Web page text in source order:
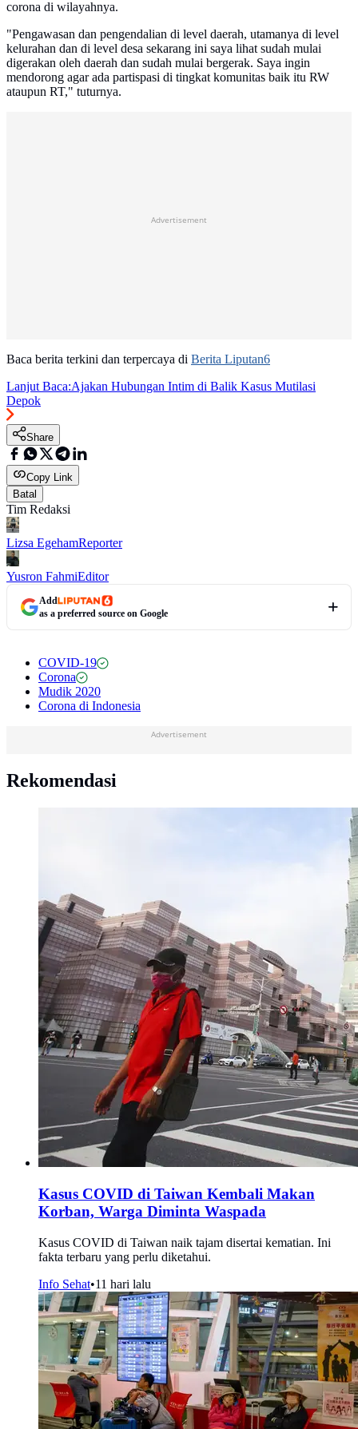
corona di wilayahnya.
"Pengawasan dan pengendalian di level daerah, utamanya di level
kelurahan dan di level desa sekarang ini saya lihat sudah mulai
digerakan oleh daerah dan sudah mulai bergerak. Saya ingin
mendorong agar ada partispasi di tingkat komunitas baik itu RW
ataupun RT," tuturnya.
Advertisement
Baca berita terkini dan terpercaya di Berita Liputan6
Lanjut Baca:Ajakan Hubungan Intim di Balik Kasus Mutilasi
Depok
Share
Copy Link
Batal
Tim Redaksi
Lizsa EgehamReporter
Yusron FahmiEditor
Add
as a preferred source on Google
COVID-19
Corona
Mudik 2020
Corona di Indonesia
Advertisement
Rekomendasi
Kasus COVID di Taiwan Kembali Makan
Korban, Warga Diminta Waspada
Kasus COVID di Taiwan naik tajam disertai kematian. Ini
fakta terbaru yang perlu diketahui.
Info Sehat•11 hari lalu